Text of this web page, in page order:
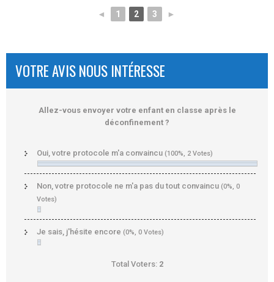
◄ 1 2 3 ►
VOTRE AVIS NOUS INTÉRESSE
Allez-vous envoyer votre enfant en classe après le
déconfinement ?
Oui, votre protocole m'a convaincu (100%, 2 Votes)
Non, votre protocole ne m'a pas du tout convaincu (0%, 0
Votes)
Je sais, j'hésite encore (0%, 0 Votes)
Total Voters: 2